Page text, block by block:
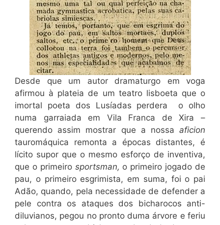
Desde que um autor dramaturgo em voga
afirmou à plateia de um teatro lisboeta que o
imortal poeta dos Lusíadas perdera o olho
numa garraiada em Vila Franca de Xira –
querendo assim mostrar que a nossa aficion
tauromáquica remonta a épocas distantes, é
lícito supor que o mesmo esforço de inventiva,
que o primeiro sportsman, o primeiro jogado de
pau, o primeiro esgrimista, em suma, foi o pai
Adão, quando, pela necessidade de defender a
pele contra os ataques dos bicharocos anti-
diluvianos, pegou no pronto duma árvore e feriu